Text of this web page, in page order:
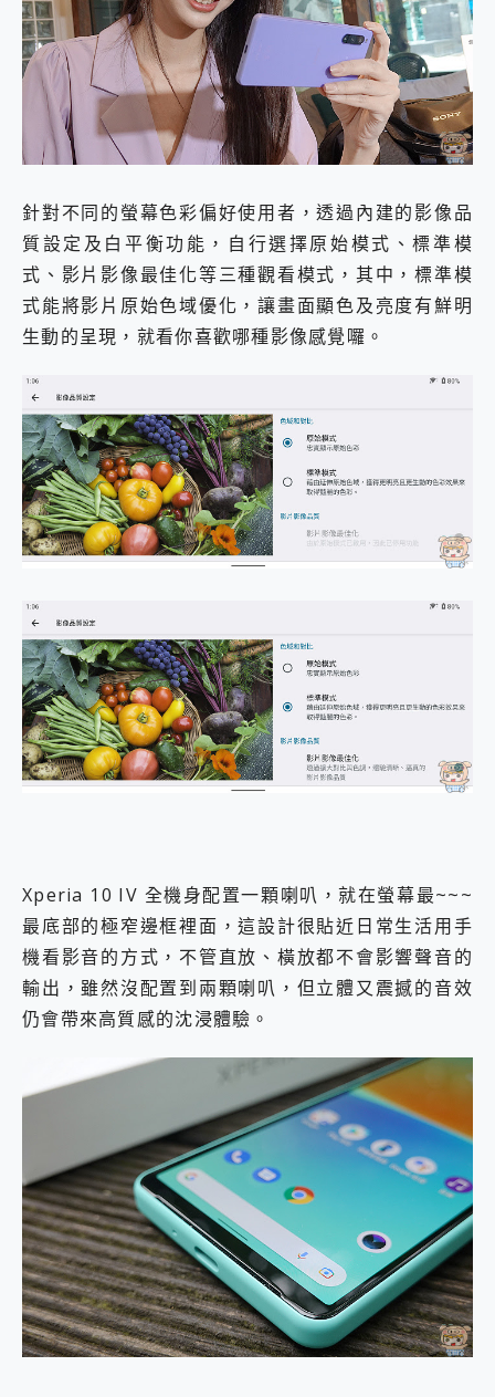
針對不同的螢幕色彩偏好使用者，透過內建的影像品
質設定及白平衡功能，自行選擇原始模式、標準模
式、影片影像最佳化等三種觀看模式，其中，標準模
式能將影片原始色域優化，讓畫面顯色及亮度有鮮明
生動的呈現，就看你喜歡哪種影像感覺囉。
Xperia 10 IV 全機身配置一顆喇叭，就在螢幕最~~~
最底部的極窄邊框裡面，這設計很貼近日常生活用手
機看影音的方式，不管直放、橫放都不會影響聲音的
輸出，雖然沒配置到兩顆喇叭，但立體又震撼的音效
仍會帶來高質感的沈浸體驗。